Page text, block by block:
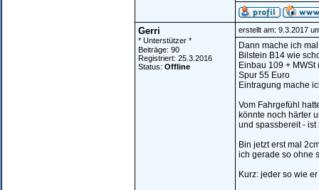
Gerri
* Unterstützer *
Beiträge: 90
Registriert: 25.3.2016
Status: Offline
erstellt am: 9.3.2017
Dann mache ich
Bilstein B14 wie
Einbau 109 +
Spur 55 Euro
Eintragung mache
Vom Fahrgefühl
könnte noch härter
und spassbereit -
Bin jetzt erst mal
ich gerade so ohne
Kurz: jeder so wie